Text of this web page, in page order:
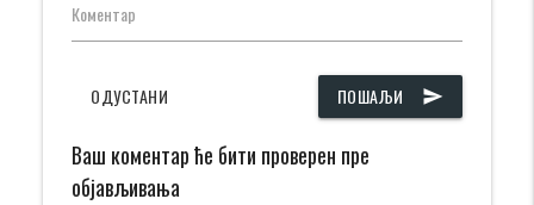
Коментар
ПОШАЉИ send
ОДУСТАНИ
Ваш коментар ће бити проверен пре
објављивања